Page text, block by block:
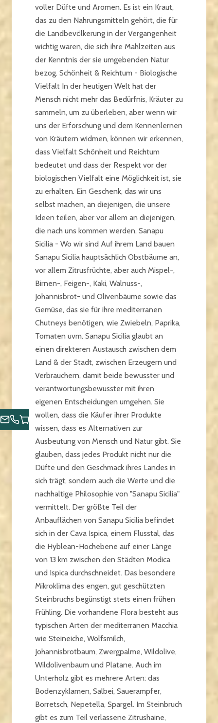
voller Düfte und Aromen. Es ist ein Kraut,
das zu den Nahrungsmitteln gehört, die für
die Landbevölkerung in der Vergangenheit
wichtig waren, die sich ihre Mahlzeiten aus
der Kenntnis der sie umgebenden Natur
bezog. Schönheit & Reichtum - Biologische
Vielfalt In der heutigen Welt hat der
Mensch nicht mehr das Bedürfnis, Kräuter zu
sammeln, um zu überleben, aber wenn wir
uns der Erforschung und dem Kennenlernen
von Kräutern widmen, können wir erkennen,
dass Vielfalt Schönheit und Reichtum
bedeutet und dass der Respekt vor der
biologischen Vielfalt eine Möglichkeit ist, sie
zu erhalten. Ein Geschenk, das wir uns
selbst machen, an diejenigen, die unsere
Ideen teilen, aber vor allem an diejenigen,
die nach uns kommen werden. Sanapu
Sicilia - Wo wir sind Auf ihrem Land bauen
Sanapu Sicilia hauptsächlich Obstbäume an,
vor allem Zitrusfrüchte, aber auch Mispel-,
Birnen-, Feigen-, Kaki, Walnuss-,
Johannisbrot- und Olivenbäume sowie das
Gemüse, das sie für ihre mediterranen
Chutneys benötigen, wie Zwiebeln, Paprika,
Tomaten uvm. Sanapu Sicilia glaubt an
einen direkteren Austausch zwischen dem
Land & der Stadt, zwischen Erzeugern und
Verbrauchern, damit beide bewusster und
verantwortungsbewusster mit ihren
eigenen Entscheidungen umgehen. Sie
wollen, dass die Käufer ihrer Produkte
wissen, dass es Alternativen zur
Ausbeutung von Mensch und Natur gibt. Sie
glauben, dass jedes Produkt nicht nur die
Düfte und den Geschmack ihres Landes in
sich trägt, sondern auch die Werte und die
nachhaltige Philosophie von "Sanapu Sicilia"
vermittelt. Der größte Teil der
Anbauflächen von Sanapu Sicilia befindet
sich in der Cava Ispica, einem Flusstal, das
die Hyblean-Hochebene auf einer Länge
von 13 km zwischen den Städten Modica
und Ispica durchschneidet. Das besondere
Mikroklima des engen, gut geschützten
Steinbruchs begünstigt stets einen frühen
Frühling. Die vorhandene Flora besteht aus
typischen Arten der mediterranen Macchia
wie Steineiche, Wolfsmilch,
Johannisbrotbaum, Zwergpalme, Wildolive,
Wildolivenbaum und Platane. Auch im
Unterholz gibt es mehrere Arten: das
Bodenzyklamen, Salbei, Sauerampfer,
Borretsch, Nepetella, Spargel. Im Steinbruch
gibt es zum Teil verlassene Zitrushaine,